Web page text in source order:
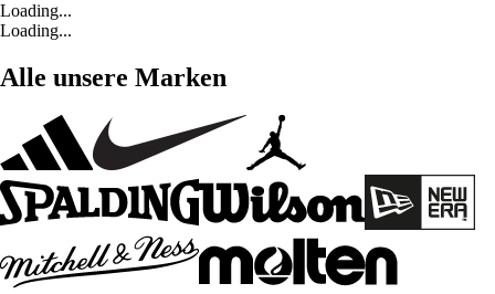
Loading...
Loading...
Alle unsere Marken